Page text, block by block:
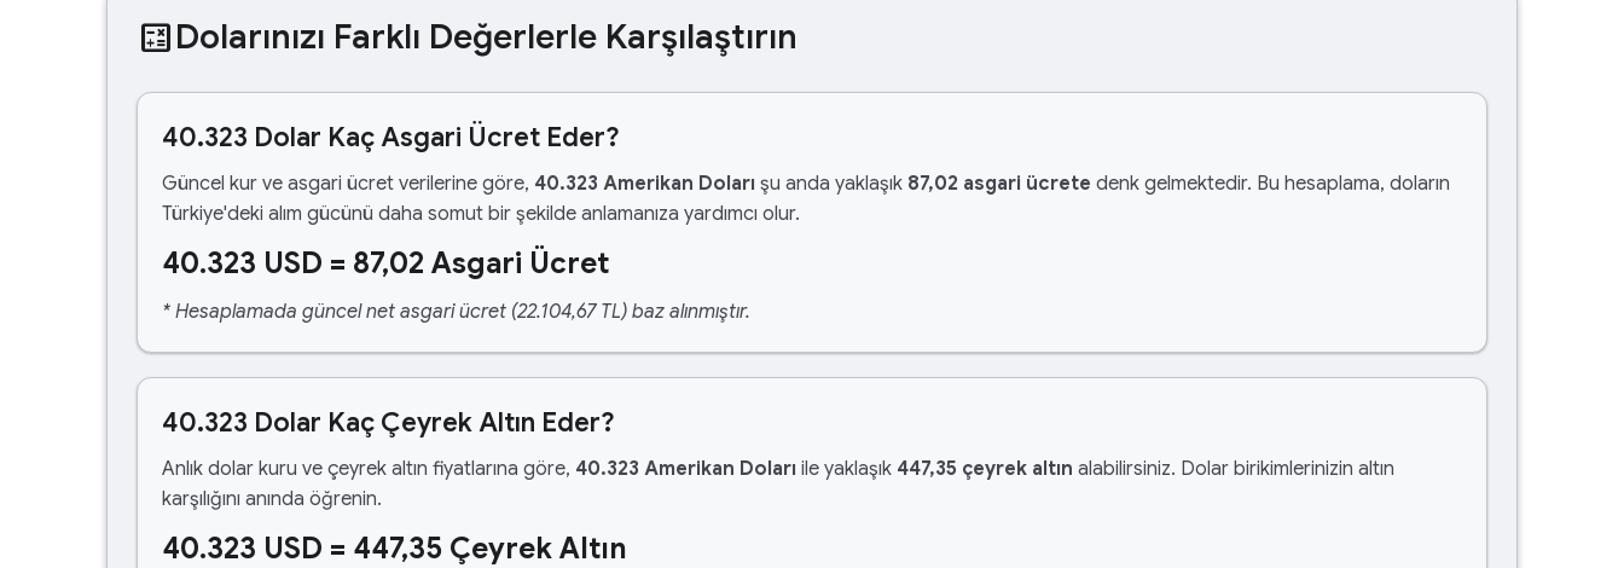
calculateDolarınızı Farklı Değerlerle Karşılaştırın
40.323 Dolar Kaç Asgari Ücret Eder?
Güncel kur ve asgari ücret verilerine göre, 40.323 Amerikan Doları şu anda yaklaşık 87,02 asgari ücrete denk gelmektedir. Bu hesaplama, doların
Türkiye'deki alım gücünü daha somut bir şekilde anlamanıza yardımcı olur.
40.323 USD = 87,02 Asgari Ücret
* Hesaplamada güncel net asgari ücret (22.104,67 TL) baz alınmıştır.
40.323 Dolar Kaç Çeyrek Altın Eder?
Anlık dolar kuru ve çeyrek altın fiyatlarına göre, 40.323 Amerikan Doları ile yaklaşık 447,35 çeyrek altın alabilirsiniz. Dolar birikimlerinizin altın
karşılığını anında öğrenin.
40.323 USD = 447,35 Çeyrek Altın